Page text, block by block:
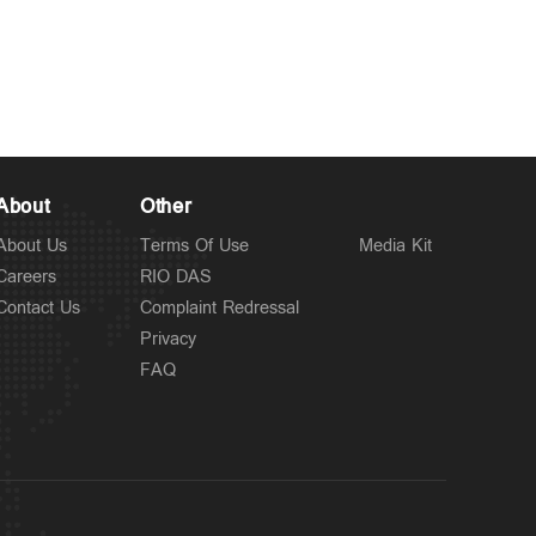
'ആയങ്കി'യെ പൂട്ടാന്‍ 10
Us
Us
Other
Terms Of Use
RIO DAS
Complaint Redressal
Privacy
FAQ
Media Kit